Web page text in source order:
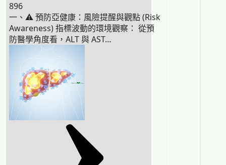
896
一、⚠️ 預防亞健康：風險提醒與觀點 (Risk
Awareness) 指標波動的環境觀察： 從預
防醫學角度看，ALT 與 AST…